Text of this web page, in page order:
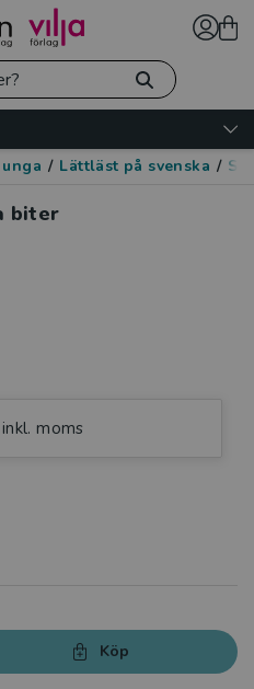
/ Lättläst på svenska /
biter
moms
Köp